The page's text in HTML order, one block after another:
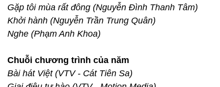
Gặp tôi mùa rất đông (Nguyễn Đình Thanh Tâm)
Khởi hành (Nguyễn Trần Trung Quân)
Nghe (Phạm Anh Khoa)
Chuỗi chương trình của năm
Bài hát Việt (VTV - Cát Tiên Sa)